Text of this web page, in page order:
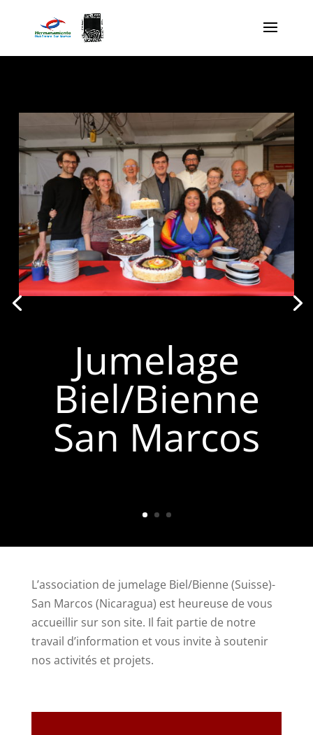
Jumelage
Biel/Bienne
San Marcos
L’association de jumelage Biel/Bienne (Suisse)-
San Marcos (Nicaragua) est heureuse de vous
accueillir sur son site. Il fait partie de notre
travail d’information et vous invite à soutenir
nos activités et projets.